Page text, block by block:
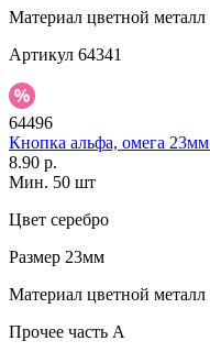
Материал цветной металл
Артикул 64341
64496
Кнопка альфа, омега 23мм
8.90 р.
Мин. 50 шт
Цвет серебро
Размер 23мм
Материал цветной металл
Прочее часть A